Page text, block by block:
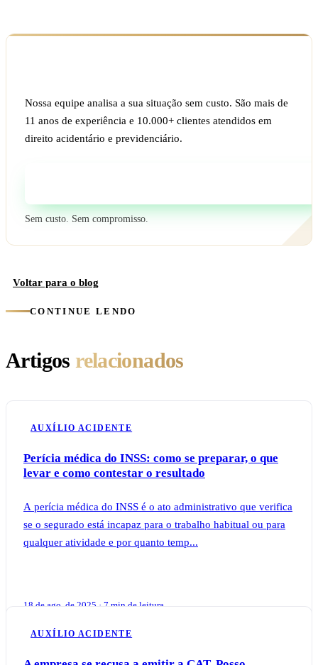
Nossa equipe analisa a sua situação sem custo. São mais de
11 anos de experiência e 10.000+ clientes atendidos em
direito acidentário e previdenciário.
Sem custo. Sem compromisso.
Voltar para o blog
CONTINUE LENDO
Artigos relacionados
AUXÍLIO ACIDENTE
Perícia médica do INSS: como se preparar, o que
levar e como contestar o resultado
A perícia médica do INSS é o ato administrativo que verifica
se o segurado está incapaz para o trabalho habitual ou para
qualquer atividade e por quanto temp...
18 de ago. de 2025 · 7 min de leitura
AUXÍLIO ACIDENTE